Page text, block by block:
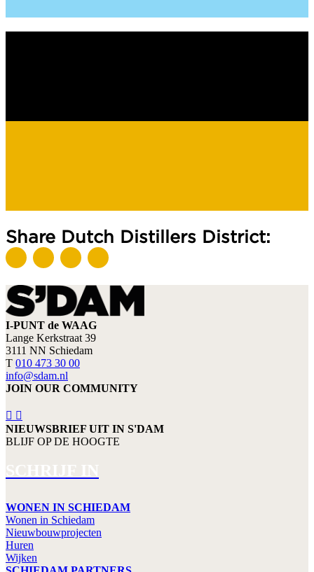
Share Dutch Distillers District:
I-PUNT de WAAG
Lange Kerkstraat 39
3111 NN Schiedam
T 010 473 30 00
info@sdam.nl
JOIN OUR COMMUNITY
NIEUWSBRIEF UIT IN S'DAM
BLIJF OP DE HOOGTE
SCHRIJF IN
WONEN IN SCHIEDAM
Wonen in Schiedam
Nieuwbouwprojecten
Huren
Wijken